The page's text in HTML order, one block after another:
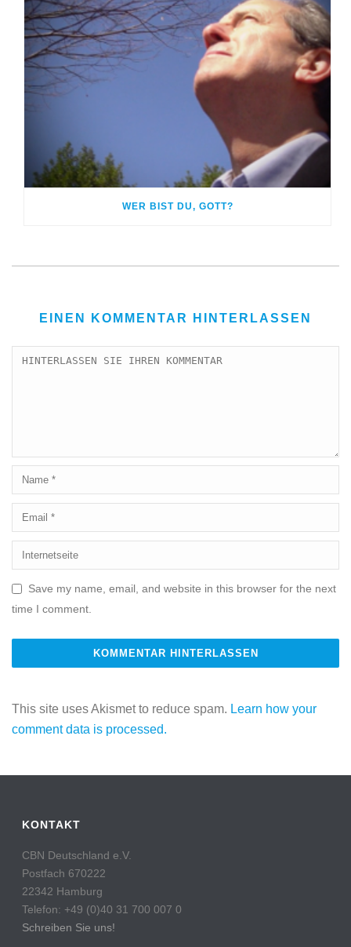
WER BIST DU, GOTT?
EINEN KOMMENTAR HINTERLASSEN
Save my name, email, and website in this browser for the next
time I comment.
This site uses Akismet to reduce spam. Learn how your
comment data is processed.
KONTAKT
CBN Deutschland e.V.
Postfach 670222
22342 Hamburg
Telefon: +49 (0)40 31 700 007 0
Schreiben Sie uns!